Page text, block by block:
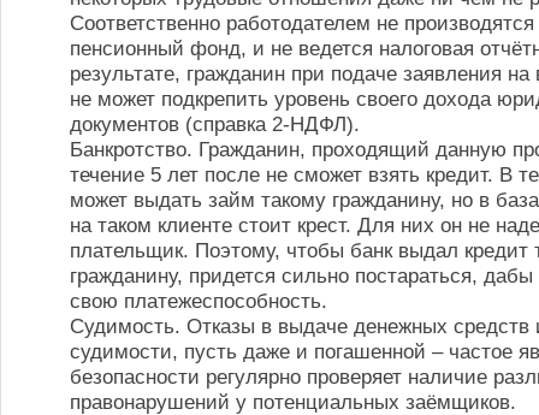
Соответственно работодателем не
пенсионный фонд, и не ведется налоговая
результате, гражданин при подаче заявления
не может подкрепить уровень своего дохода
документов (справка 2-НДФЛ).
Банкротство. Гражданин, проходящий данную
течение 5 лет после не сможет взять кредит. В
может выдать займ такому гражданину, но в
на таком клиенте стоит крест. Для них он не
плательщик. Поэтому, чтобы банк выдал кредит
гражданину, придется сильно постараться,
свою платежеспособность.
Судимость. Отказы в выдаче денежных средств
судимости, пусть даже и погашенной – частое
безопасности регулярно проверяет наличие
правонарушений у потенциальных заёмщиков.